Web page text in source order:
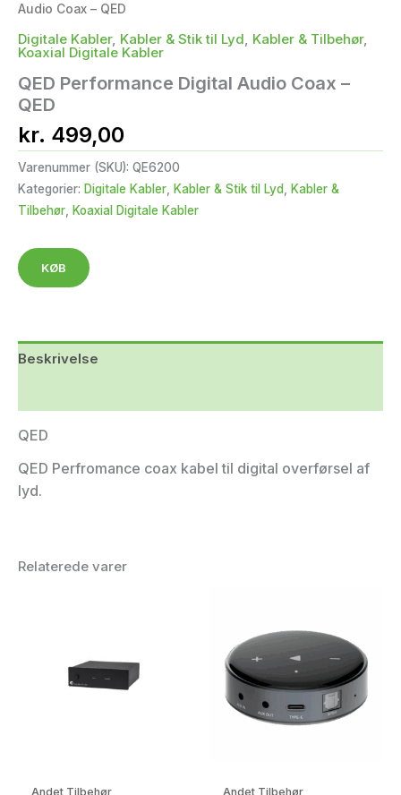
Audio Coax – QED
Digitale Kabler, Kabler & Stik til Lyd Kabler & Tilbehør,
Koaxial Digitale Kabler
QED Performance Digital Audio Coax –
QED
kr. 499,00
Varenummer (SKU): QE6200
Kategorier: Digitale Kabler, Kabler & Stik til Lyd, Kabler &
Tilbehør, Koaxial Digitale Kabler
KØB
Beskrivelse
QED
QED Perfromance coax kabel til digital overførsel af
lyd.
Relaterede varer
Andet Tilbehør Andet Tilbehør